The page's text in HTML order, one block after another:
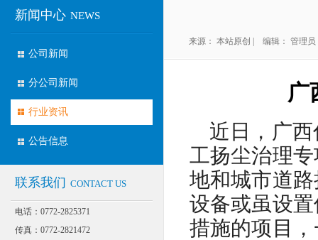
新闻中心 NEWS
公司新闻
分公司新闻
行业资讯
公告信息
联系我们 CONTACT US
电话：0772-2825371
传真：0772-2821472
来源： 本站原创 | 编辑： 管理
广
近日，广
工扬尘治理
地和城市道
设备或虽设
措施的项目